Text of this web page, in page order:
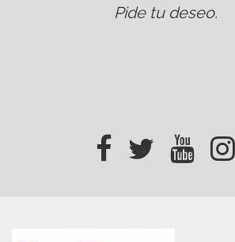
Pide tu deseo.